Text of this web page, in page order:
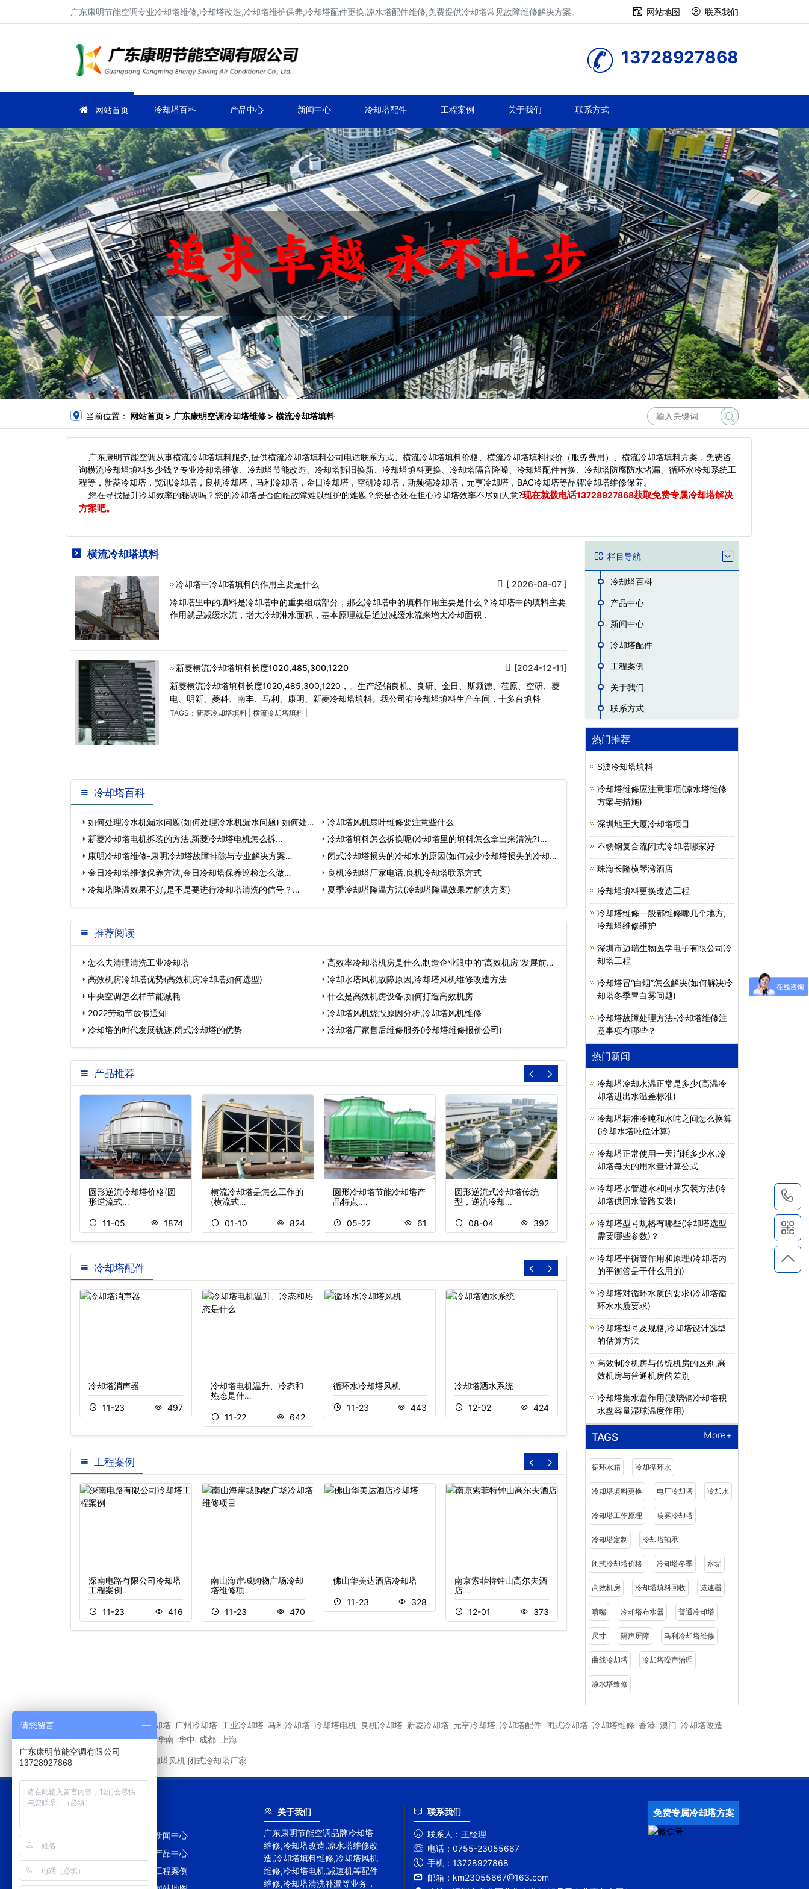
广东康明节能空调专业冷却塔维修,冷却塔改造,冷却塔维护保养,冷却塔配件更换,凉水塔配件维修,免费提供冷却塔常见故障维修解决方案。 网站地图 联系我们
13728927868
网站首页 冷却塔百科 产品中心 新闻中心 冷却塔配件 工程案例 关于我们 联系方式
当前位置： 网站首页 > 广东康明空调冷却塔维修 > 横流冷却塔填料
广东康明节能空调从事横流冷却塔填料服务,提供横流冷却塔填料公司电话联系方式、横流冷却塔填料价格、横流冷却塔填料报价（服务费用）、横流冷却塔填料方案，免费咨
询横流冷却塔填料多少钱？专业冷却塔维修、冷却塔节能改造、冷却塔拆旧换新、冷却塔填料更换、冷却塔隔音降噪、冷却塔配件替换、冷却塔防腐防水堵漏、循环水冷却系统工
程等，新菱冷却塔，览讯冷却塔，良机冷却塔，马利冷却塔，金日冷却塔，空研冷却塔，斯频德冷却塔，元亨冷却塔，BAC冷却塔等品牌冷却塔维修保养。
您在寻找提升冷却效率的秘诀吗？您的冷却塔是否面临故障难以维护的难题？您是否还在担心冷却塔效率不尽如人意?现在就拨电话13728927868获取免费专属冷却塔解决
方案吧。
横流冷却塔填料
冷却塔中冷却塔填料的作用主要是什么
[ 2026-08-07 ]
冷却塔里中的填料是冷却塔中的重要组成部分，那么冷却塔中的填料作用主要是什么？冷却塔中的填料主要
作用就是减缓水流，增大冷却淋水面积，基本原理就是通过减缓水流来增大冷却面积，
新菱横流冷却塔填料长度1020,485,300,1220
[2024-12-11]
新菱横流冷却塔填料长度1020,485,300,1220，。生产经销良机、良研、金日、斯频德、荏原、空研、菱
电、明新、菱科、南丰、马利、康明、新菱冷却塔填料。我公司有冷却塔填料生产车间，十多台填料
TAGS： 新菱冷却塔填料 横流冷却塔填料
冷却塔百科
如何处理冷水机漏水问题(如何处理冷水机漏水问题) 如何处理
冷水机漏水…
冷却塔风机扇叶维修要注意些什么
新菱冷却塔电机拆装的方法,新菱冷却塔电机怎么拆…
冷却塔填料怎么拆换呢(冷却塔里的填料怎么拿出来清洗?)…
康明冷却塔维修-康明冷却塔故障排除与专业解决方案…
闭式冷却塔损失的冷却水的原因(如何减少冷却塔损失的冷却水
量)…
金日冷却塔维修保养方法,金日冷却塔保养巡检怎么做…
良机冷却塔厂家电话,良机冷却塔联系方式
冷却塔降温效果不好,是不是要进行冷却塔清洗的信号？…
夏季冷却塔降温方法(冷却塔降温效果差解决方案)
推荐阅读
怎么去清理清洗工业冷却塔
高效率冷却塔机房是什么,制造企业眼中的“高效机房”发展前
景…
高效机房冷却塔优势(高效机房冷却塔如何选型)
冷却水塔风机故障原因,冷却塔风机维修改造方法
中央空调怎么样节能减耗
什么是高效机房设备,如何打造高效机房
2022劳动节放假通知
冷却塔风机烧毁原因分析,冷却塔风机维修
冷却塔的时代发展轨迹,闭式冷却塔的优势
冷却塔厂家售后维修服务(冷却塔维修报价公司)
产品推荐
圆形逆流冷却塔价格(圆
形逆流式…
11-05 1874
横流冷却塔是怎么工作的
(横流式…
01-10 824
圆形冷却塔节能冷却塔产
品特点,…
05-22 61
圆形逆流式冷却塔传统
型，逆流冷却…
08-04 392
横流冷却塔工作过程(横
流冷却塔…
01-10 669
横流式冷却塔价格(方型
11-16 521
冷却塔配件
冷却塔消声器
11-23 497
冷却塔电机温升、冷态和
热态是什…
11-22 642
循环水冷却塔风机
11-23 443
冷却塔洒水系统
12-02 424
冷却塔低噪音风机
12-02 461
冷却塔风机技术参数和特
点…
工程案例
深南电路有限公司冷却塔
工程案例…
11-23 416
南山海岸城购物广场冷却
塔维修项…
11-23 470
佛山华美达酒店冷却塔
11-23 328
南京索菲特钟山高尔夫酒
店…
12-01 373
福田沃尔玛购物广场冷却
塔工程…
11-05 276
冷却塔工程案例富士康精
密零部件…
11-23
栏目导航
冷却塔百科
产品中心
新闻中心
冷却塔配件
工程案例
关于我们
联系方式
热门推荐
S波冷却塔填料
冷却塔维修应注意事项(凉水塔维修
方案与措施)
深圳地王大厦冷却塔项目
不锈钢复合流闭式冷却塔哪家好
珠海长隆横琴湾酒店
冷却塔填料更换改造工程
冷却塔维修一般都维修哪几个地方,
冷却塔维修维护
深圳市迈瑞生物医学电子有限公司冷
却塔工程
冷却塔冒“白烟”怎么解决(如何解决冷
却塔冬季冒白雾问题)
冷却塔故障处理方法-冷却塔维修注
意事项有哪些？
热门新闻
冷却塔冷却水温正常是多少(高温冷
却塔进出水温差标准)
冷却塔标准冷吨和水吨之间怎么换算
(冷却水塔吨位计算)
冷却塔正常使用一天消耗多少水,冷
却塔每天的用水量计算公式
冷却塔水管进水和回水安装方法(冷
却塔供回水管路安装)
冷却塔型号规格有哪些(冷却塔选型
需要哪些参数)？
冷却塔平衡管作用和原理(冷却塔内
的平衡管是干什么用的)
冷却塔对循环水质的要求(冷却塔循
环水水质要求)
冷却塔型号及规格,冷却塔设计选型
的估算方法
高效制冷机房与传统机房的区别,高
效机房与普通机房的差别
冷却塔集水盘作用(玻璃钢冷却塔积
水盘容量湿球温度作用)
TAGS More+
循环水箱 冷却循环水
冷却塔填料更换 电厂冷却塔 冷却水
冷却塔工作原理 喷雾冷却塔
冷却塔定制 冷却塔轴承
闭式冷却塔价格 冷却塔冬季 水垢
高效机房 冷却塔填料回收 减速器
喷嘴 冷却塔布水器 普通冷却塔
尺寸 隔声屏障 马利冷却塔维修
曲线冷却塔 冷却塔噪声治理
凉水塔维修
深圳冷却塔 广州冷却塔 工业冷却塔 马利冷却塔 冷却塔电机 良机冷却塔 新菱冷却塔 元亨冷却塔 冷却塔配件 闭式冷却塔 冷却塔维修 香港 澳门 冷却塔改造
重庆 深圳 华东 华北 华南 华中 成都 上海
新菱冷却塔风机 闭式冷却塔厂家
网站首页
新闻中心
冷却塔百科
产品中心
冷却塔配件
工程案例
关于我们
广东康明节能空调品牌冷却塔
维修,冷却塔改造,凉水塔维修改
造,冷却塔填料维修,冷却塔风机
维修,冷却塔电机,减速机等配件
维修,冷却塔清洗补漏等业务，
联系我们
联系人： 王经理
电话： 0755-23055667
手机： 13728927868
邮箱： km23055667@163.com
免费专属冷却塔方案
请您留言
广东康明节能空调有限公司
13728927868